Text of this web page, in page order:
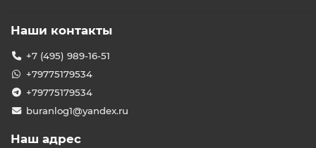
Наши контакты
+7 (495) 989-16-51
+79775179534
+79775179534
buranlog1@yandex.ru
Наш адрес